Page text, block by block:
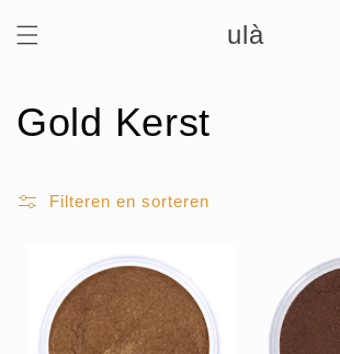
naar de
content
ulà
C
l
Gold Kerst
Filteren en sorteren